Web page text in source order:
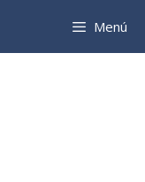
Menú